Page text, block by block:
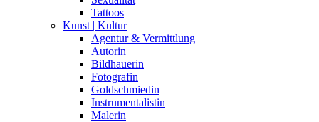
Tattoos
Kunst | Kultur
Agentur & Vermittlung
Autorin
Bildhauerin
Fotografin
Goldschmiedin
Instrumentalistin
Malerin